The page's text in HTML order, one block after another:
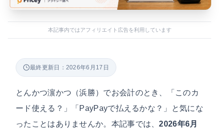
本記事内ではアフィリエイト広告を利用しています
最終更新日：2026年6月17日
とんかつ濵かつ（浜勝）でお会計のとき、「このカ
ード使える？」「PayPayで払えるかな？」と気にな
ったことはありませんか。本記事では、2026年6月